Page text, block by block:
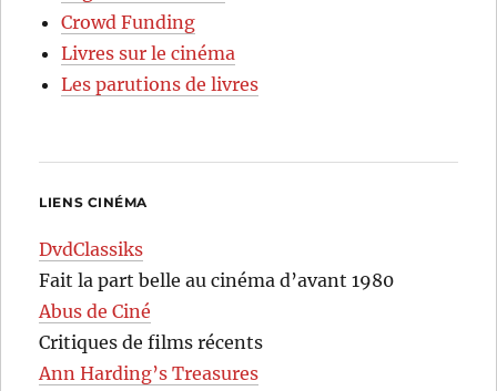
Crowd Funding
Livres sur le cinéma
Les parutions de livres
LIENS CINÉMA
DvdClassiks
Fait la part belle au cinéma d’avant 1980
Abus de Ciné
Critiques de films récents
Ann Harding’s Treasures